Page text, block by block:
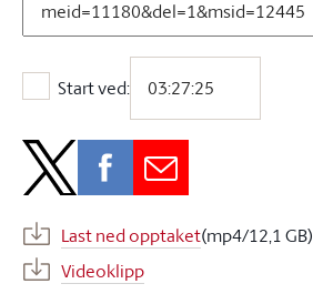
Start ved:
Start ved:
Last ned opptaket(mp4/12,1 GB)
Videoklipp